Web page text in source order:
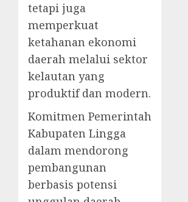
tetapi juga
memperkuat
ketahanan ekonomi
daerah melalui sektor
kelautan yang
produktif dan modern.
Komitmen Pemerintah
Kabupaten Lingga
dalam mendorong
pembangunan
berbasis potensi